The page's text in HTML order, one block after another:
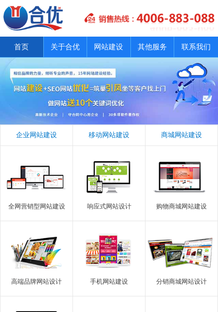
首页 关于合优 网站建设 其他服务 联系我们
企业网站建设 移动网站建设 商城网站建设
全网营销型网站建设 响应式网站设计 购物商城网站建设
高端品牌网站设计 手机网站建设 分销商城网站设计